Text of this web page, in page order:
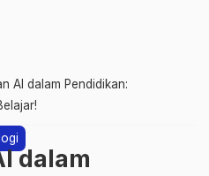
AI dalam Pendidikan:
dalam